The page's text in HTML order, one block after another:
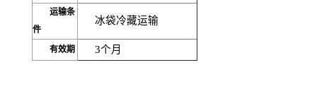
运输条
件
冰袋冷藏运输
有效期 3个月